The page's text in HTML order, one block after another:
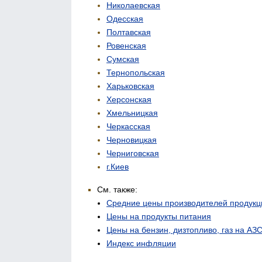
Николаевская
Одесская
Полтавская
Ровенская
Сумская
Тернопольская
Харьковская
Херсонская
Хмельницкая
Черкасская
Черновицкая
Черниговская
г.Киев
См. также:
Средние цены производителей
Цены на продукты питания
Цены на бензин, дизтопливо, газ на
Индекс инфляции